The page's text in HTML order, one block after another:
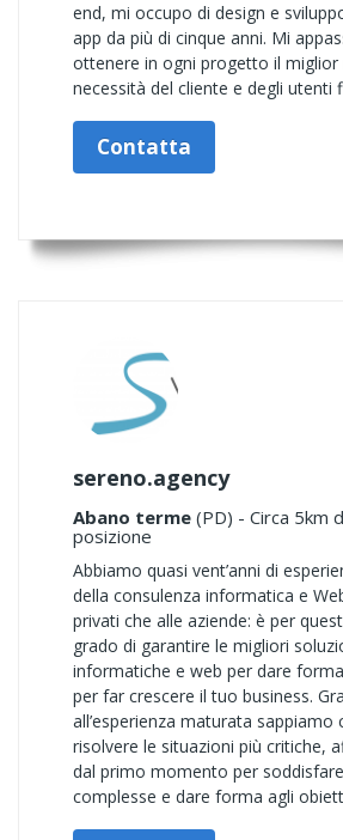
end, mi occupo di design e
app da più di cinque anni. Mi
ottenere in ogni progetto il miglior
necessità del cliente e degli utenti
Contatta
sereno.agency
Abano terme (PD) - Circa 5km
posizione
Abbiamo quasi vent’anni di
della consulenza informatica e
privati che alle aziende: è per
grado di garantire le migliori
informatiche e web per dare
per far crescere il tuo business.
all’esperienza maturata sappiamo
risolvere le situazioni più critiche,
dal primo momento per
complesse e dare forma agli